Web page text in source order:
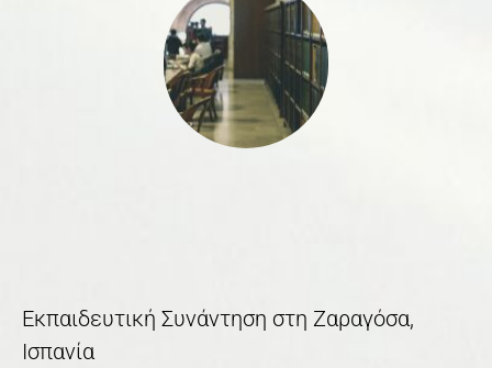
Εκπαιδευτική Συνάντηση στη Ζαραγόσα,
Ισπανία